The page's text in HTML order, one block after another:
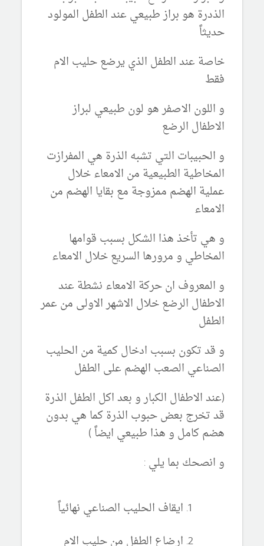
الذدرة هو براز طبيعي عند الطفل المولود
حديثاً
خاصة عند الطفل الذي يرضع حليب الام
فقط
و اللون الاصفر هو لون طبيعي لبراز
الاطفال الرضع
و الحبيبات التي تشبه الذرة هي المفرازت
المخاطية الطبيعية من الامعاء خلال
عملية الهضم ممزوجة مع بقايا الهضم من
الامعاء
و هي تأخذ هذا الشكل بسبب قوامها
المخاطي و مرورها السريع خلال الامعاء
و المعروف ان حركة الامعاء نشطة عند
الاطفال الرضع خلال الاشهر الاولى من عمر
الطفل
و قد تكون بسبب ادخال كمية من الحليب
الصناعي الصعب الهضم على الطفل
(عند الاطفال الكبار و بعد اكل الطفل الذرة
قد تخرج بعض حبوب الذرة كما هي بدون
هضم كامل و هذا طبيعي ايضاً )
و انصحك بما يلي :
ايقاف الحليب الصناعي نهائياً
ارضاع الطفل من حليب الام